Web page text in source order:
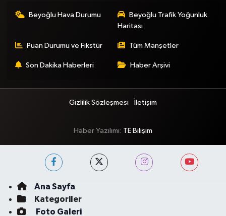
Beyoğlu Hava Durumu
Beyoğlu Trafik Yoğunluk
Haritası
Puan Durumu ve Fikstür Tüm Manşetler
Son Dakika Haberleri Haber Arşivi
Gizlilik Sözleşmesi İletişim
Haber Yazılımı: TE Bilişim
Ana Sayfa
Kategoriler
Foto Galeri